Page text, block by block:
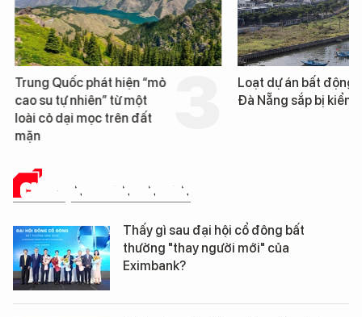
Trung Quốc phát hiện “mỏ
cao su tự nhiên” từ một
loài cỏ dại mọc trên đất
mặn
Loạt dự án bất động
Đà Nẵng sắp bị kiểm
CHUYỆN DOANH NHÂN
Thấy gì sau đại hội cổ đông bất
thường "thay người mới" của
Eximbank?